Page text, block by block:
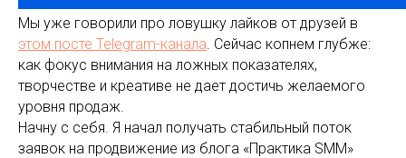
Мы уже говорили про ловушку лайков от друзей в
этом посте Telegram-канала. Сейчас копнем глубже:
как фокус внимания на ложных показателях,
творчестве и креативе не дает достичь желаемого
уровня продаж.
Начну с себя. Я начал получать стабильный поток
заявок на продвижение из блога «Практика SMM»